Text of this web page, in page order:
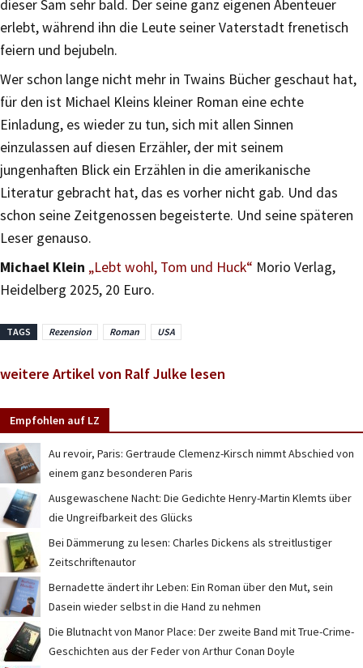
dieser Sam sehr bald. Der seine ganz eigenen Abenteuer
erlebt, während ihn die Leute seiner Vaterstadt frenetisch
feiern und bejubeln.
Wer schon lange nicht mehr in Twains Bücher geschaut hat,
für den ist Michael Kleins kleiner Roman eine echte
Einladung, es wieder zu tun, sich mit allen Sinnen
einzulassen auf diesen Erzähler, der mit seinem
jungenhaften Blick ein Erzählen in die amerikanische
Literatur gebracht hat, das es vorher nicht gab. Und das
schon seine Zeitgenossen begeisterte. Und seine späteren
Leser genauso.
Michael Klein „Lebt wohl, Tom und Huck“ Morio Verlag,
Heidelberg 2025, 20 Euro.
TAGS Rezension Roman USA
weitere Artikel von Ralf Julke lesen
Empfohlen auf LZ
Au revoir, Paris: Gertraude Clemenz-Kirsch nimmt Abschied von
einem ganz besonderen Paris
Ausgewaschene Nacht: Die Gedichte Henry-Martin Klemts über
die Ungreifbarkeit des Glücks
Bei Dämmerung zu lesen: Charles Dickens als streitlustiger
Zeitschriftenautor
Bernadette ändert ihr Leben: Ein Roman über den Mut, sein
Dasein wieder selbst in die Hand zu nehmen
Die Blutnacht von Manor Place: Der zweite Band mit True-Crime-
Geschichten aus der Feder von Arthur Conan Doyle